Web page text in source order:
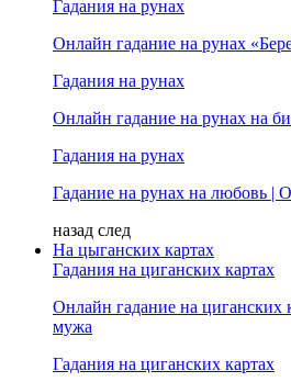
Гадания на рунах
Онлайн гадание на рунах
Гадания на рунах
Онлайн гадание на рунах на
Гадания на рунах
Гадание на рунах на любовь |
назад след
На цыганских картах
Гадания на циганских картах
Онлайн гадание на циганских
мужа
Гадания на циганских картах